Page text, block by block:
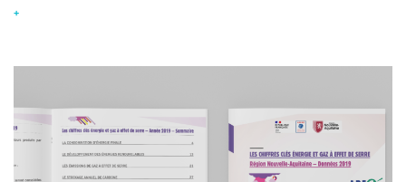
+